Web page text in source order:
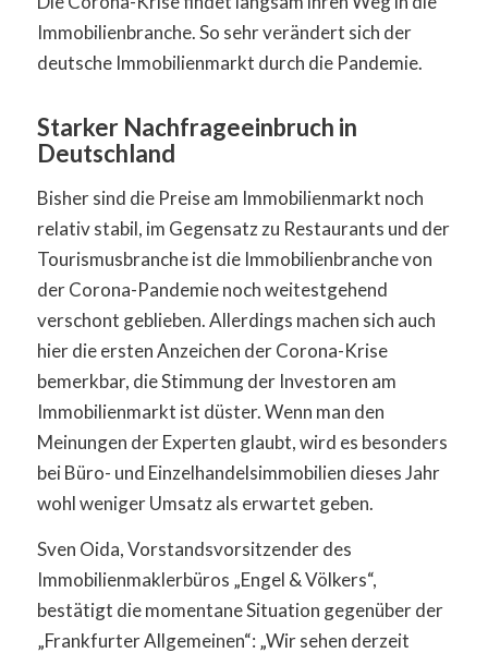
Immobilienbranche. So sehr verändert sich der
deutsche Immobilienmarkt durch die Pandemie.
Starker Nachfrageeinbruch in
Deutschland
Bisher sind die Preise am Immobilienmarkt noch
relativ stabil, im Gegensatz zu Restaurants und der
Tourismusbranche ist die Immobilienbranche von
der Corona-Pandemie noch weitestgehend
verschont geblieben. Allerdings machen sich auch
hier die ersten Anzeichen der Corona-Krise
bemerkbar, die Stimmung der Investoren am
Immobilienmarkt ist düster. Wenn man den
Meinungen der Experten glaubt, wird es besonders
bei Büro- und Einzelhandelsimmobilien dieses Jahr
wohl weniger Umsatz als erwartet geben.
Sven Oida, Vorstandsvorsitzender des
Immobilienmaklerbüros „Engel & Völkers“,
bestätigt die momentane Situation gegenüber der
„Frankfurter Allgemeinen“: „Wir sehen derzeit